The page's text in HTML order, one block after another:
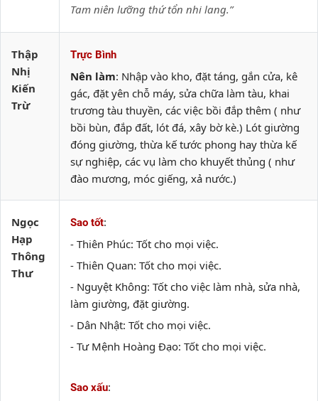
Tam niên lưỡng thứ tổn nhi lang.”
Thập
Nhị
Kiến
Trừ
Trực Bình
Nên làm: Nhập vào kho, đặt táng, gắn cửa, kê
gác, đặt yên chỗ máy, sửa chữa làm tàu, khai
trương tàu thuyền, các việc bồi đắp thêm ( như
bồi bùn, đắp đất, lót đá, xây bờ kè.) Lót giường
đóng giường, thừa kế tước phong hay thừa kế
sự nghiệp, các vụ làm cho khuyết thủng ( như
đào mương, móc giếng, xả nước.)
Ngọc
Hạp
Thông
Thư
Sao tốt:
- Thiên Phúc: Tốt cho mọi việc.
- Thiên Quan: Tốt cho mọi việc.
- Nguyệt Không: Tốt cho việc làm nhà, sửa nhà,
làm giường, đặt giường.
- Dân Nhật: Tốt cho mọi việc.
- Tư Mệnh Hoàng Đạo: Tốt cho mọi việc.
Sao xấu: